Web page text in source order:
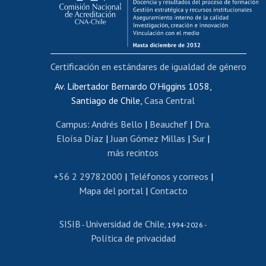
Funcionarias/os
Cursos internos de capacitación
Bienestar del personal
Portal de movilidad interna
Certificado de renta
Certificado de renta honorarios
Editar páginas blancas
Extranjeras/os
Revalidación y reconocimiento de títulos
Postulación al Programa de Movilidad Estudiantil
Cursos de español
Av. Libertador Bernardo O'Higgins 1058,
Santiago de Chile, Casa Central
Campus: Andrés Bello | Beauchef| Dra.
Eloísa Díaz |Juan Gómez Millas | Sur |
más recintos
+56 2 29782000 | Teléfonos y correos |
Mapa del portal| Contacto
SISIB - Universidad de Chile, 1994-2026 -
Política de privacidad
Certificación en estándares de igualdad de género